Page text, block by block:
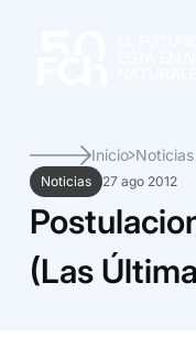
Inicio
Noticias 27 ago 2012
(Las